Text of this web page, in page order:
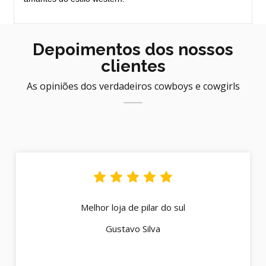
Depoimentos dos nossos
clientes
As opiniões dos verdadeiros cowboys e cowgirls
Melhor loja de pilar do sul
Gustavo Silva